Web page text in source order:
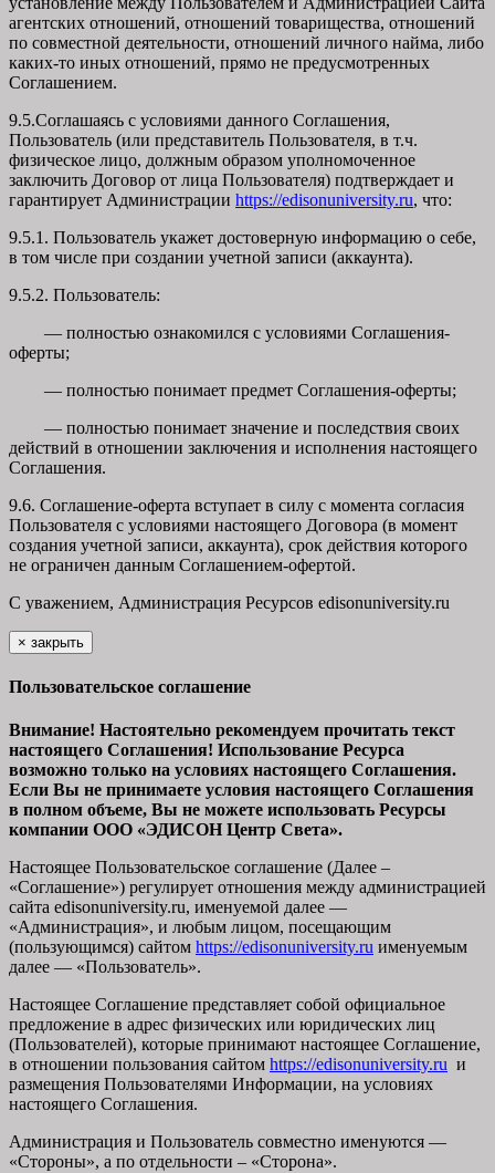
агентских отношений, отношений товарищества, отношений
по совместной деятельности, отношений личного найма, либо
каких-то иных отношений, прямо не предусмотренных
Соглашением.
9.5.Соглашаясь с условиями данного Соглашения,
Пользователь (или представитель Пользователя, в т.ч.
физическое лицо, должным образом уполномоченное
заключить Договор от лица Пользователя) подтверждает и
гарантирует Администрации https://edisonuniversity.ru, что:
9.5.1. Пользователь укажет достоверную информацию о себе,
в том числе при создании учетной записи (аккаунта).
9.5.2. Пользователь:
— полностью ознакомился с условиями Соглашения-
оферты;
— полностью понимает предмет Соглашения-оферты;
— полностью понимает значение и последствия своих
действий в отношении заключения и исполнения настоящего
Соглашения.
9.6. Соглашение-оферта вступает в силу с момента согласия
Пользователя с условиями настоящего Договора (в момент
создания учетной записи, аккаунта), срок действия которого
не ограничен данным Соглашением-офертой.
С уважением, Администрация Ресурсов edisonuniversity.ru
× закрыть
Пользовательское соглашение
Внимание! Настоятельно рекомендуем прочитать текст
настоящего Соглашения! Использование Ресурса
возможно только на условиях настоящего Соглашения.
Если Вы не принимаете условия настоящего Соглашения
в полном объеме, Вы не можете использовать Ресурсы
компании ООО «ЭДИСОН Центр Света».
Настоящее Пользовательское соглашение (Далее –
«Соглашение») регулирует отношения между администрацией
сайта edisonuniversity.ru, именуемой далее —
«Администрация», и любым лицом, посещающим
(пользующимся) сайтом https://edisonuniversity.ru именуемым
далее — «Пользователь».
Настоящее Соглашение представляет собой официальное
предложение в адрес физических или юридических лиц
(Пользователей), которые принимают настоящее Соглашение,
в отношении пользования сайтом https://edisonuniversity.ru и
размещения Пользователями Информации, на условиях
настоящего Соглашения.
Администрация и Пользователь совместно именуются —
«Стороны», а по отдельности – «Сторона».